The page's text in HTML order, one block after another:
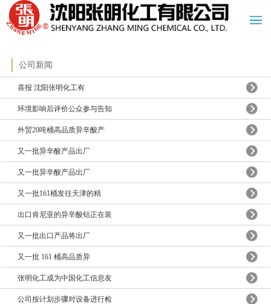
公司新闻
喜报 沈阳张明化工有
环境影响后评价公众参与告知
外贸20吨桶高品质异辛酸产
又一批异辛酸产品出厂
又一批异辛酸产品出厂
又一批161桶发往天津的精
出口肯尼亚的异辛酸钴正在装
又一批出口产品将出厂
又一批 161 桶高品质异
张明化工成为中国化工信息友
公司按计划步骤对设备进行检